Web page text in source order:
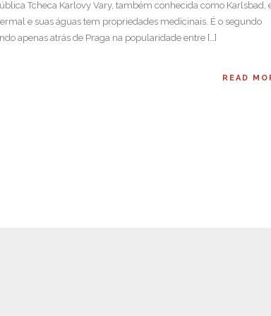
Tcheca Karlovy Vary, também conhecida como Karlsbad,
e suas águas tem propriedades medicinais. É o segundo
apenas atrás de Praga na popularidade entre […]
READ